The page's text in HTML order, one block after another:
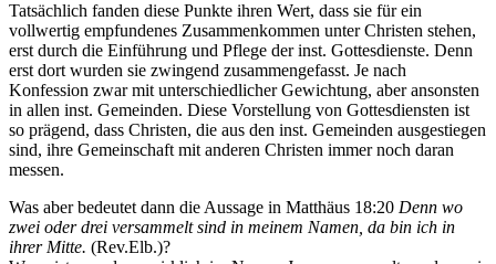
Tatsächlich fanden diese Punkte ihren Wert, dass sie für ein
vollwertig empfundenes Zusammenkommen unter Christen stehen,
erst durch die Einführung und Pflege der inst. Gottesdienste. Denn
erst dort wurden sie zwingend zusammengefasst. Je nach
Konfession zwar mit unterschiedlicher Gewichtung, aber ansonsten
in allen inst. Gemeinden. Diese Vorstellung von Gottesdiensten ist
so prägend, dass Christen, die aus den inst. Gemeinden ausgestiegen
sind, ihre Gemeinschaft mit anderen Christen immer noch daran
messen.
Was aber bedeutet dann die Aussage in Matthäus 18:20 Denn wo
zwei oder drei versammelt sind in meinem Namen, da bin ich in
ihrer Mitte. (Rev.Elb.)?